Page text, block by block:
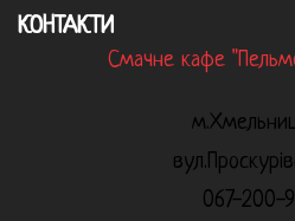
КОНТАКТИ
Смачне кафе
067-200-